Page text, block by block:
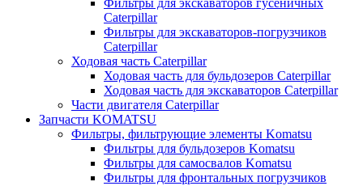
Фильтры для экскаваторов гусеничных
Caterpillar
Фильтры для экскаваторов-погрузчиков
Caterpillar
Ходовая часть Caterpillar
Ходовая часть для бульдозеров Caterpillar
Ходовая часть для экскаваторов Caterpillar
Части двигателя Caterpillar
Запчасти KOMATSU
Фильтры, фильтрующие элементы Komatsu
Фильтры для бульдозеров Komatsu
Фильтры для самосвалов Komatsu
Фильтры для фронтальных погрузчиков